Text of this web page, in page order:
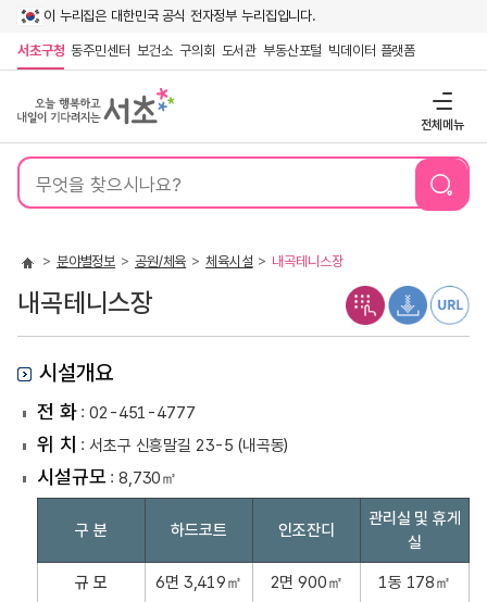
이 누리집은 대한민국 공식 전자정부 누리집입니다.
서초구청 동주민센터 보건소 구의회 도서관 부동산포털 빅데이터 플랫폼
전체메뉴
통
검
분야별정보 공원/체육 체육시설 내곡테니스장
내곡테니스장
시설개요
전 화: 02-451-4777
위 치 : 서초구 신흥말길 23-5 (내곡동)
시설규모 : 8,730㎡
규
구 분 하드코트 인조잔디
관리실 및 휴게
실
규 모 6면 3,419㎡ 2면 900㎡ 1동 178㎡